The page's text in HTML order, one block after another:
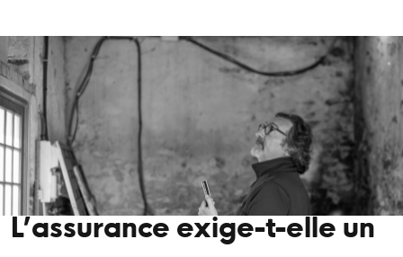
L’assurance exige-t-elle un